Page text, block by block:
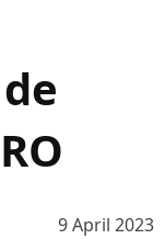
9 April 2023